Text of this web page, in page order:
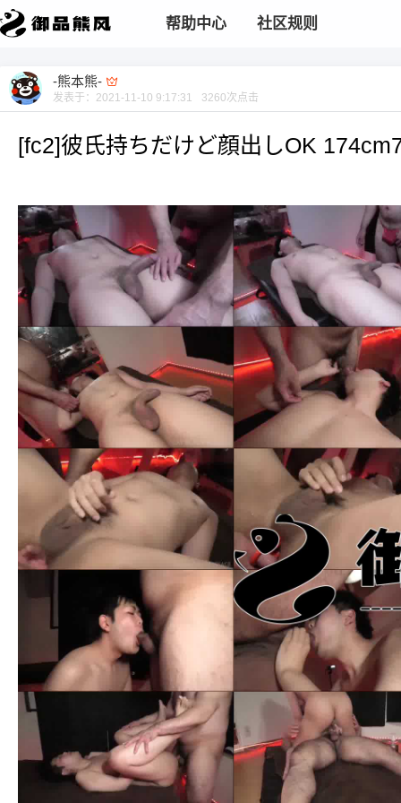
帮助中心 社区规则
-熊本熊-
发表于： 2021-11-10 9:17:31 3260次点击
[fc2]彼氏持ちだけど顔出しOK